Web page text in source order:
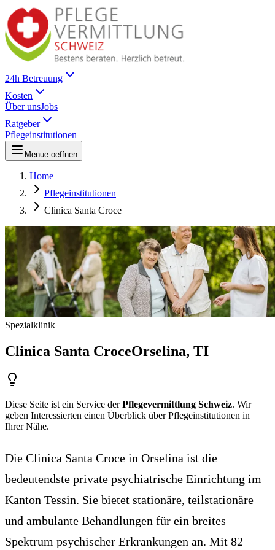
24h Betreuung
Kosten
Über unsJobs
Ratgeber
Pflegeinstitutionen
Menue oeffnen
Home
Pflegeinstitutionen
Clinica Santa Croce
Spezialklinik
Clinica Santa CroceOrselina, TI
Diese Seite ist ein Service derPflegevermittlung Schweiz. Wir
geben Interessierten einen Überblick über Pflegeinstitutionen in
Ihrer Nähe.
Die Clinica Santa Croce in Orselina ist die
bedeutendste private psychiatrische Einrichtung im
Kanton Tessin. Sie bietet stationäre, teilstationäre
und ambulante Behandlungen für ein breites
Spektrum psychischer Erkrankungen an. Mit 82